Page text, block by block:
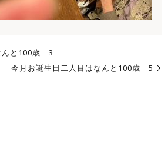
んと100歳 3
今月お誕生日二人目はなんと100歳 5